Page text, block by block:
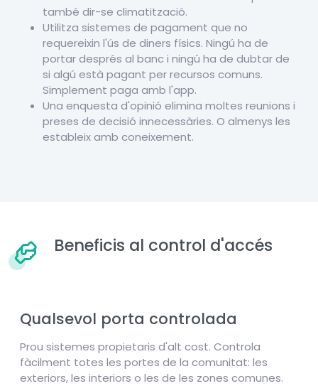
també dir-se climatització.
Utilitza sistemes de pagament que no
requereixin l'ús de diners físics. Ningú ha de
portar després al banc i ningú ha de dubtar de
si algú està pagant per recursos comuns.
Simplement paga amb l'app.
Una enquesta d'opinió elimina moltes reunions i
preses de decisió innecessàries. O almenys les
estableix amb coneixement.
Beneficis al control d'accés
Qualsevol porta controlada
Prou sistemes propietaris d'alt cost. Controla
fàcilment totes les portes de la comunitat: les
exteriors, les interiors o les de les zones comunes.